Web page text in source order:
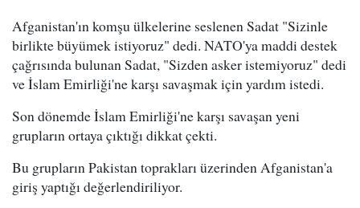
Afganistan'ın komşu ülkelerine seslenen Sadat "Sizinle
birlikte büyümek istiyoruz" dedi. NATO'ya maddi destek
çağrısında bulunan Sadat, "Sizden asker istemiyoruz" dedi
ve İslam Emirliği'ne karşı savaşmak için yardım istedi.
Son dönemde İslam Emirliği'ne karşı savaşan yeni
grupların ortaya çıktığı dikkat çekti.
Bu grupların Pakistan toprakları üzerinden Afganistan'a
giriş yaptığı değerlendiriliyor.